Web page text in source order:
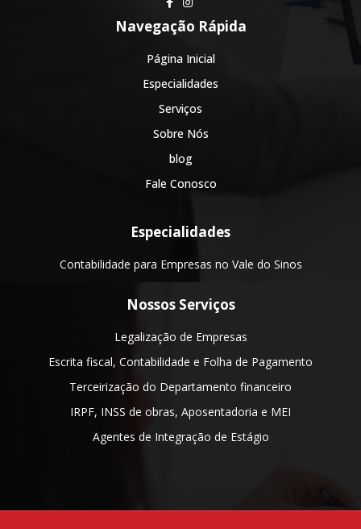
Navegação Rápida
Página Inicial
Especialidades
Serviços
Sobre Nós
blog
Fale Conosco
Especialidades
Contabilidade para Empresas no Vale do Sinos
Nossos Serviços
Legalização de Empresas
Escrita fiscal, Contabilidade e Folha de Pagamento
Terceirização do Departamento financeiro
IRPF, INSS de obras, Aposentadoria e MEI
Agentes de Integração de Estágio